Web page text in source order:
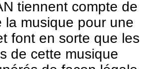
tiennent compte de
la musique pour une
font en sorte que les
de cette musique